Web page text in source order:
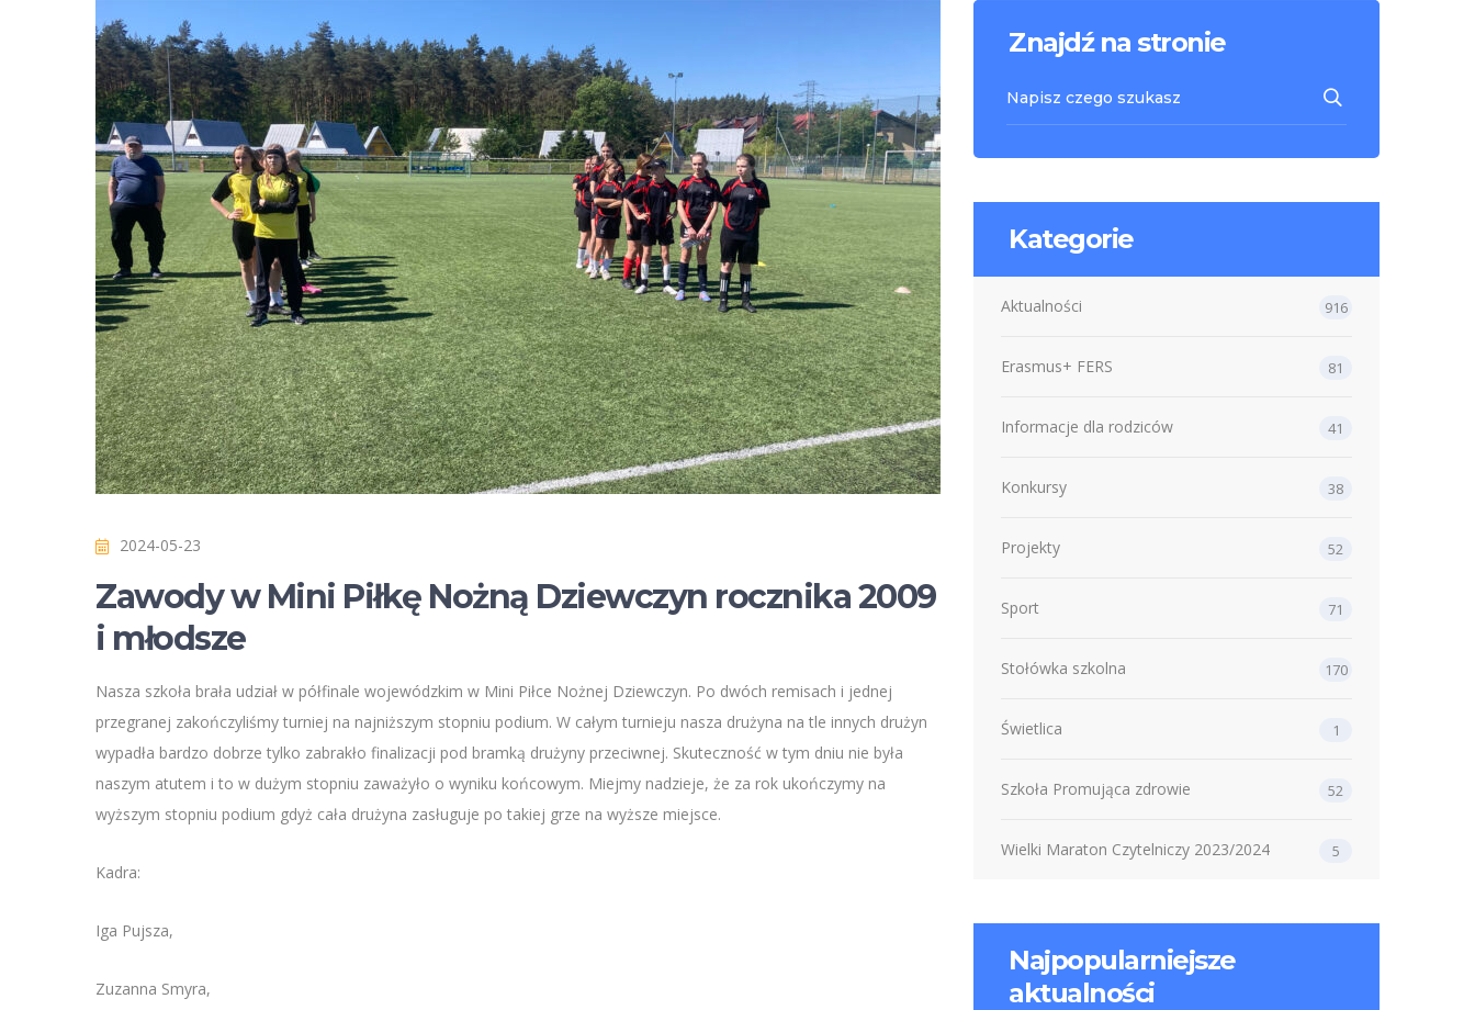
2024-05-23
Zawody w Mini Piłkę Nożną Dziewczyn rocznika 2009
i młodsze
Nasza szkoła brała udział w półfinale wojewódzkim w Mini Piłce Nożnej Dziewczyn. Po dwóch remisach i jednej
przegranej zakończyliśmy turniej na najniższym stopniu podium. W całym turnieju nasza drużyna na tle innych drużyn
wypadła bardzo dobrze tylko zabrakło finalizacji pod bramką drużyny przeciwnej. Skuteczność w tym dniu nie była
naszym atutem i to w dużym stopniu zaważyło o wyniku końcowym. Miejmy nadzieje, że za rok ukończymy na
wyższym stopniu podium gdyż cała drużyna zasługuje po takiej grze na wyższe miejsce.
Kadra:
Iga Pujsza,
Zuzanna Smyra,
Znajdź na stronie
Kategorie
Aktualności 916
Erasmus+ FERS 81
Informacje dla rodziców 41
Konkursy 38
Projekty 52
Sport 71
Stołówka szkolna 170
Świetlica 1
Szkoła Promująca zdrowie 52
Wielki Maraton Czytelniczy 2023/2024 5
Najpopularniejsze
aktualności